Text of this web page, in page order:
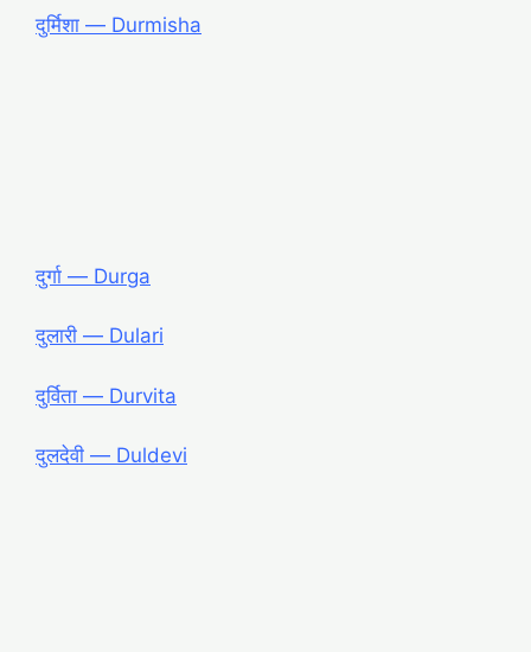
दुर्मिशा ― Durmisha
दुर्गा ― Durga
दुलारी ― Dulari
दुर्विता ― Durvita
दुलदेवी ― Duldevi